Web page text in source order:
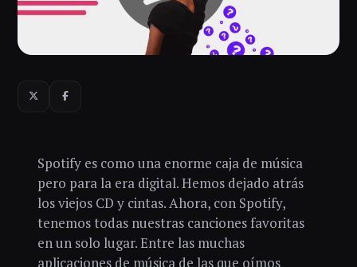
Spotify es como una enorme caja de música
pero para la era digital. Hemos dejado atrás
los viejos CD y cintas. Ahora, con Spotify,
tenemos todas nuestras canciones favoritas
en un solo lugar. Entre las muchas
aplicaciones de música de las que oímos